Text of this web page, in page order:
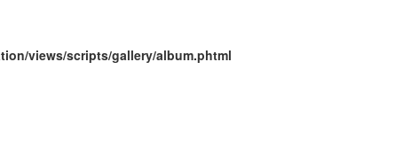
views/scripts/gallery/album.phtml